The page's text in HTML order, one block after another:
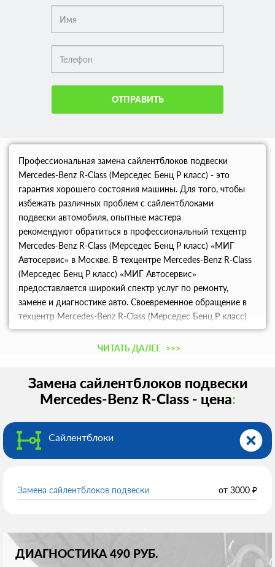
ОТПРАВИТЬ
Профессиональная замена сайлентблоков подвески
Mercedes-Benz R-Class (Мерседес Бенц Р класс) - это
гарантия хорошего состояния машины. Для того, чтобы
избежать различных проблем с сайлентблоками
подвески автомобиля, опытные мастера
рекомендуют обратиться в профессиональный техцентр
Mercedes-Benz R-Class (Мерседес Бенц Р класс) «МИГ
Автосервис» в Москве. В техцентре Mercedes-Benz R-Class
(Мерседес Бенц Р класс) «МИГ Автосервис»
предоставляется широкий спектр услуг по ремонту,
замене и диагностике авто. Своевременное обращение в
техцентр Mercedes-Benz R-Class (Мерседес Бенц Р класс)
«МИГ Автосервис» позволяет обезопасить свой
автомобиль от многочисленных проблем, тем самым
ЧИТАТЬ ДАЛЕЕ >>>
Замена сайлентблоков подвески
Mercedes-Benz R-Class - цена:
Сайлентблоки
Замена сайлентблоков подвески от 3000 ₽
ДИАГНОСТИКА 490 РУБ.